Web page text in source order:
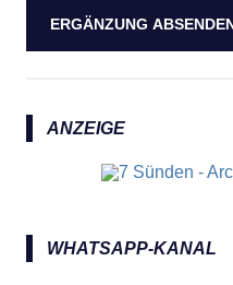
ANZEIGE
WHATSAPP-KANAL